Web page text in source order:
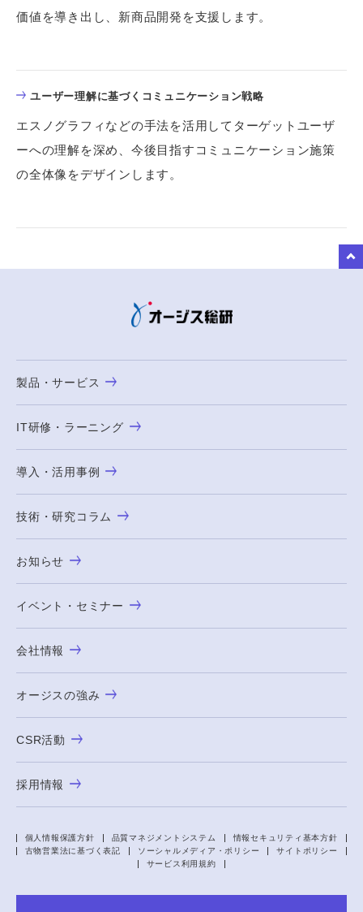
価値を導き出し、新商品開発を支援します。
ユーザー理解に基づくコミュニケーション戦略
エスノグラフィなどの手法を活用してターゲットユーザ
ーへの理解を深め、今後目指すコミュニケーション施策
の全体像をデザインします。
製品・サービス
IT研修・ラーニング
導入・活用事例
技術・研究コラム
お知らせ
イベント・セミナー
会社情報
オージスの強み
CSR活動
採用情報
個人情報保護方針 品質マネジメントシステム
情報セキュリティ基本方針
古物営業法に基づく表記
ソーシャルメディア・ポリシー
サイトポリシー
サービス利用規約